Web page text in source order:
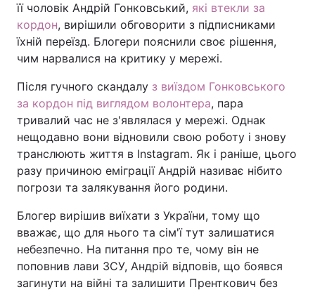
її чоловік Андрій Гонковський, які втекли за
кордон, вирішили обговорити з підписниками
їхній переїзд. Блогери пояснили своє рішення,
чим нарвалися на критику у мережі.
Після гучного скандалу з виїздом Гонковського
за кордон під виглядом волонтера, пара
тривалий час не з'являлася у мережі. Однак
нещодавно вони відновили свою роботу і знову
транслюють життя в Instagram. Як і раніше, цього
разу причиною еміграції Андрій називає нібито
погрози та залякування його родини.
Блогер вирішив виїхати з України, тому що
вважає, що для нього та сім'ї тут залишатися
небезпечно. На питання про те, чому він не
поповнив лави ЗСУ, Андрій відповів, що боявся
загинути на війні та залишити Пренткович без